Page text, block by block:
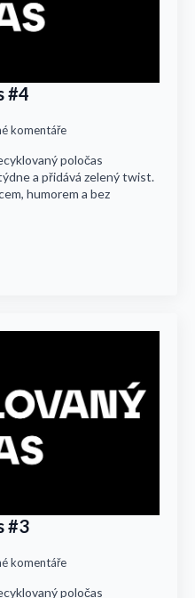
#4
komentáře
poločas
a přidává zelený twist.
humorem a bez
#3
komentáře
poločas